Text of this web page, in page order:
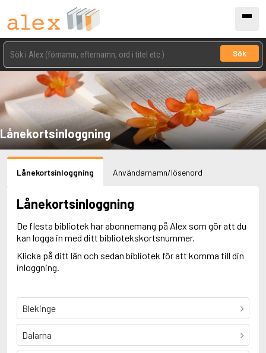
Sök
Lånekortsinloggning
Lånekortsinloggning Användarnamn/lösenord
Lånekortsinloggning
De flesta bibliotek har abonnemang på Alex som gör att du
kan logga in med ditt bibliotekskortsnummer.
Klicka på ditt län och sedan bibliotek för att komma till din
inloggning.
Blekinge
Dalarna